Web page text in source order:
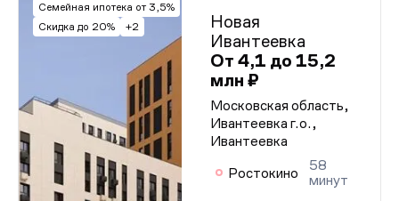
Семейная ипотека от 3,5%
Скидка до 20%
+2
Новая
Ивантеевка
От 4,1 до 15,2
млн ₽
Московская область,
Ивантеевка г.о.,
Ивантеевка
Ростокино
58
минут